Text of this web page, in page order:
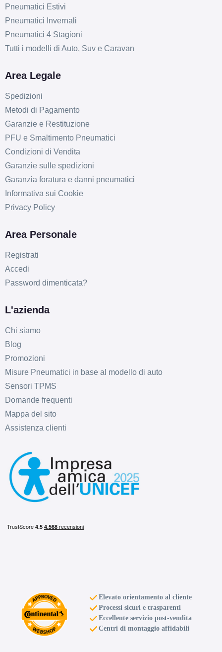
F B
Pneumatici Estivi
Pneumatici Invernali
Pneumatici 4 Stagioni
Tutti i modelli di Auto, Suv e Caravan
Area Legale
Spedizioni
Metodi di Pagamento
Garanzie e Restituzione
PFU e Smaltimento Pneumatici
Condizioni di Vendita
Garanzie sulle spedizioni
Garanzia foratura e danni pneumatici
Informativa sui Cookie
Privacy Policy
Area Personale
Registrati
Accedi
Password dimenticata?
L'azienda
Chi siamo
Blog
Promozioni
Misure Pneumatici in base al modello di auto
Sensori TPMS
Domande frequenti
Mappa del sito
Assistenza clienti
Elevato orientamento al cliente
Processi sicuri e trasparenti
Eccellente servizio post-vendita
Centri di montaggio affidabili